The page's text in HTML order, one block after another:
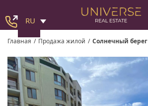
RU
Главная / Продажа жилой / Солнечный берег